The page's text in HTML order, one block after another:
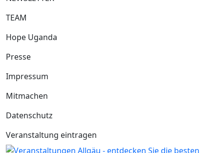
TEAM
Hope Uganda
Presse
Impressum
Mitmachen
Datenschutz
Veranstaltung eintragen